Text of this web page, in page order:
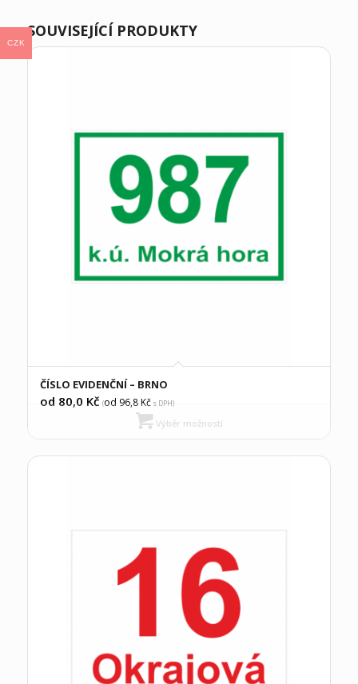
SOUVISEJÍCÍ PRODUKTY
ČÍSLO EVIDENČNÍ – BRNO
od 80,0 Kč (od 96,8Kčs DPH)
Výběr možností
CZK